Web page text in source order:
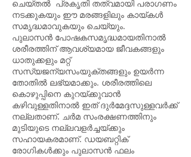
ചെയ്തല്‍ പ്രകൃതി തത്വമായി പരാഗണം
നടക്കുകയും ഈ മരങ്ങളിലും കായ്കള്‍
സമൃദ്ധമാവുകയും ചെയ്യും.
പുലാസൻ പോഷകസമൃദ്ധമായതിനാല്‍
ശരീരത്തിന് ആവശ്യമായ ജീവകങ്ങളും
ധാതുക്കളും മറ്റ്
സസ്യജന്യസംയുക്തങ്ങളും ഉയര്‍ന്ന
തോതില്‍ ലഭ്യമാക്കും. ശരീരത്തിലെ
കൊഴുപ്പിനെ കുറയ്ക്കുവാന്‍
കഴിവുള്ളതിനാല്‍ ഇത് ദുര്‍മേദ്ദസുള്ളവര്‍ക്ക്
നല്ലതാണ്. ചര്‍മ സംരക്ഷണത്തിനും
മുടിയുടെ നല്ലവളര്‍ച്ചയ്ക്കും
സഹായകരമാണ്. ഡയബറ്റിക്
രോഗികള്‍ക്കും പുലാസന്‍ ഫലം